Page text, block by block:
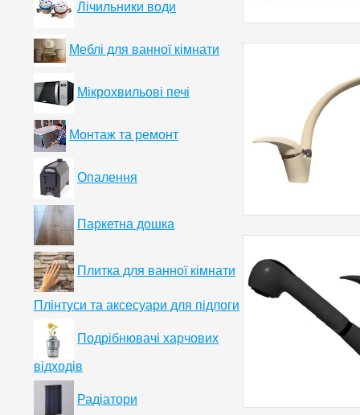
Лічильники води
Меблі для ванної кімнати
Мікрохвильові печі
Монтаж та ремонт
Опалення
Паркетна дошка
Плитка для ванної кімнати
Плінтуси та аксесуари для підлоги
Подрібнювачі харчових
відходів
Радіатори